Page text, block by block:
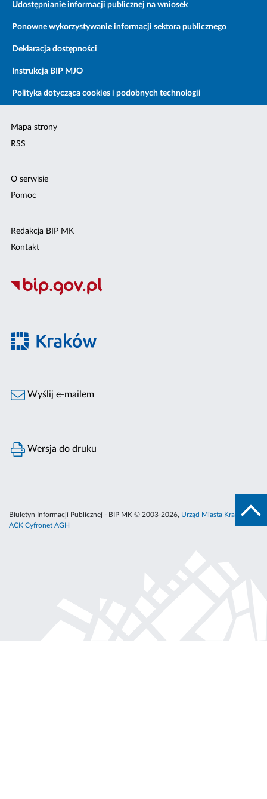
Udostępnianie informacji publicznej na wniosek
Ponowne wykorzystywanie informacji sektora publicznego
Deklaracja dostępności
Instrukcja BIP MJO
Polityka dotycząca cookies i podobnych technologii
Mapa strony
RSS
O serwisie
Pomoc
Redakcja BIP MK
Kontakt
Wyślij e-mailem
Wersja do druku
Biuletyn Informacji Publicznej - BIP MK © 2003-2026, Urząd Miasta Krakowa
ACK Cyfronet AGH